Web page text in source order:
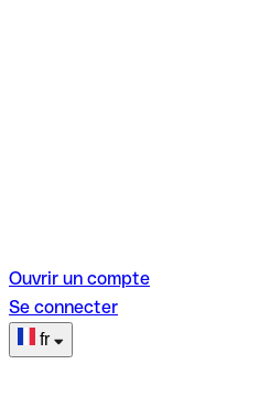
Ouvrir un compte
Se connecter
fr